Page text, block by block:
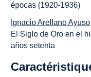
épocas (1920-1936)
Ignacio Arellano Ayuso
El Siglo de Oro en el
años setenta